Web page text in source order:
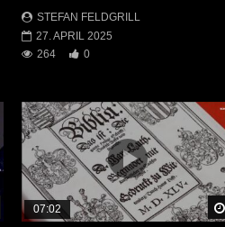
STEFAN FELDGRILL
27. APRIL 2025
264
0
Später Ansehen
07:02